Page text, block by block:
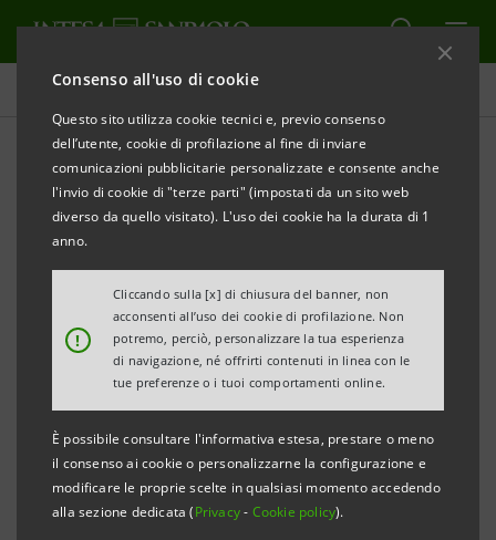
Consenso all'uso di cookie
Questo sito utilizza cookie tecnici e, previo consenso
dell’utente, cookie di profilazione al fine di inviare
comunicazioni pubblicitarie personalizzate e consente anche
l'invio di cookie di "terze parti" (impostati da un sito web
diverso da quello visitato). L'uso dei cookie ha la durata di 1
anno.
!
Cliccando sulla [x] di chiusura del banner, non
acconsenti all’uso dei cookie di profilazione. Non
potremo, perciò, personalizzare la tua esperienza
di navigazione, né offrirti contenuti in linea con le
tue preferenze o i tuoi comportamenti online.
È possibile consultare l'informativa estesa, prestare o meno
il consenso ai cookie o personalizzarne la configurazione e
modificare le proprie scelte in qualsiasi momento accedendo
alla sezione dedicata (Privacy- Cookie policy).
Tutti i progetti
EDUCAZIONE
Formare i futuri manager
sulla Impact Economy